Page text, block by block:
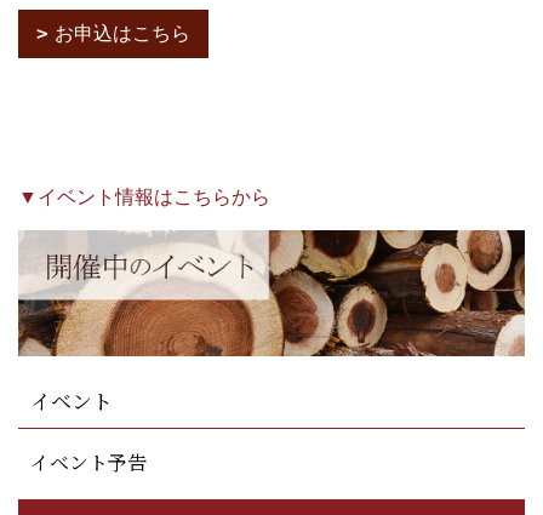
お申込はこちら
▼イベント情報はこちらから
イベント
イベント予告